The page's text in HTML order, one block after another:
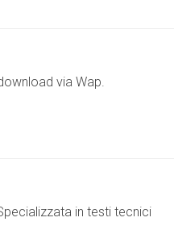
via Wap.
in testi tecnici